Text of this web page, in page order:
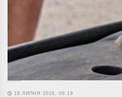
18 ЛИПНЯ 2026, 06:19